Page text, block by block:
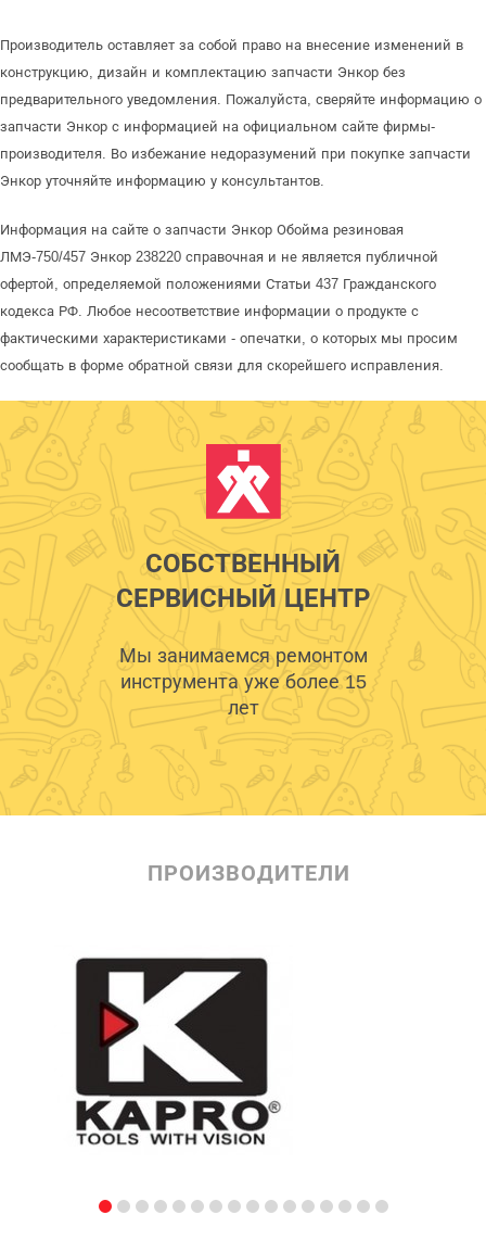
Производитель оставляет за собой право на внесение изменений в
конструкцию, дизайн и комплектацию запчасти Энкор без
предварительного уведомления. Пожалуйста, сверяйте информацию о
запчасти Энкор с информацией на официальном сайте фирмы-
производителя. Во избежание недоразумений при покупке запчасти
Энкор уточняйте информацию у консультантов.
Информация на сайте о запчасти Энкор Обойма резиновая
ЛМЭ-750/457 Энкор 238220 справочная и не является публичной
офертой, определяемой положениями Статьи 437 Гражданского
кодекса РФ. Любое несоответствие информации о продукте с
фактическими характеристиками - опечатки, о которых мы просим
сообщать в форме обратной связи для скорейшего исправления.
СОБСТВЕННЫЙ
СЕРВИСНЫЙ ЦЕНТР
Мы занимаемся ремонтом
инструмента уже более 15
лет
ПРОИЗВОДИТЕЛИ